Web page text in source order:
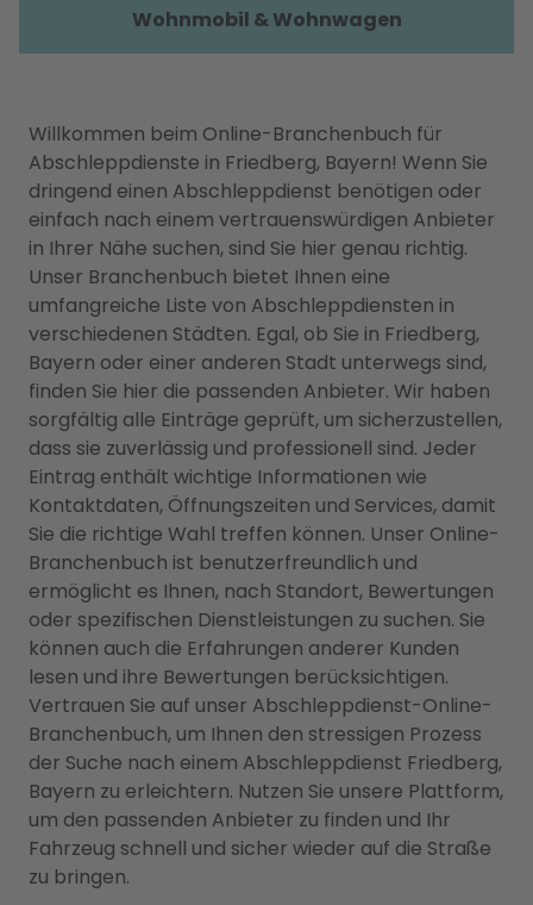
Willkommen beim Online-Branchenbuch für
Abschleppdienste in Friedberg, Bayern! Wenn Sie
dringend einen Abschleppdienst benötigen oder
einfach nach einem vertrauenswürdigen Anbieter
in Ihrer Nähe suchen, sind Sie hier genau richtig.
Unser Branchenbuch bietet Ihnen eine
umfangreiche Liste von Abschleppdiensten in
verschiedenen Städten. Egal, ob Sie in Friedberg,
Bayern oder einer anderen Stadt unterwegs sind,
finden Sie hier die passenden Anbieter. Wir haben
sorgfältig alle Einträge geprüft, um sicherzustellen,
dass sie zuverlässig und professionell sind. Jeder
Eintrag enthält wichtige Informationen wie
Kontaktdaten, Öffnungszeiten und Services, damit
Sie die richtige Wahl treffen können. Unser Online-
Branchenbuch ist benutzerfreundlich und
ermöglicht es Ihnen, nach Standort, Bewertungen
oder spezifischen Dienstleistungen zu suchen. Sie
können auch die Erfahrungen anderer Kunden
lesen und ihre Bewertungen berücksichtigen.
Vertrauen Sie auf unser Abschleppdienst-Online-
Branchenbuch, um Ihnen den stressigen Prozess
der Suche nach einem Abschleppdienst Friedberg,
Bayern zu erleichtern. Nutzen Sie unsere Plattform,
um den passenden Anbieter zu finden und Ihr
Fahrzeug schnell und sicher wieder auf die Straße
zu bringen.
Wohnmobil & Wohnwagen